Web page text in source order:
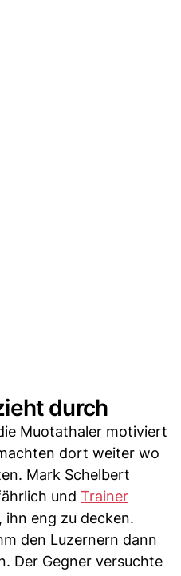
durch
Muotathaler motiviert
dort weiter wo
Mark Schelbert
und Trainer
ihn eng zu decken.
den Luzernern dann
Der Gegner versuchte